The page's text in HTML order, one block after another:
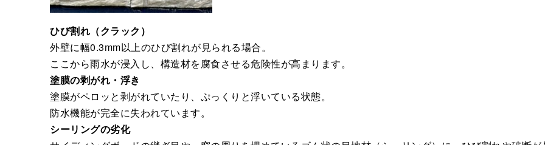
ひび割れ（クラック）
外壁に幅0.3mm以上のひび割れが見られる場合。
ここから雨水が浸入し、構造材を腐食させる危険性が高まります。
塗膜の剥がれ・浮き
塗膜がペロッと剥がれていたり、ぷっくりと浮いている状態。
防水機能が完全に失われています。
シーリングの劣化